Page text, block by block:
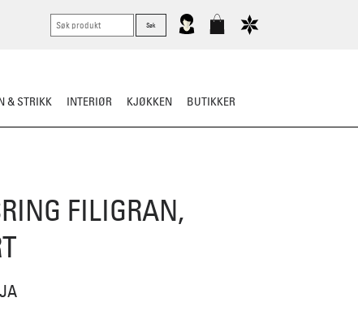
& STRIKK INTERIØR KJØKKEN BUTIKKER
FILIGRAN,